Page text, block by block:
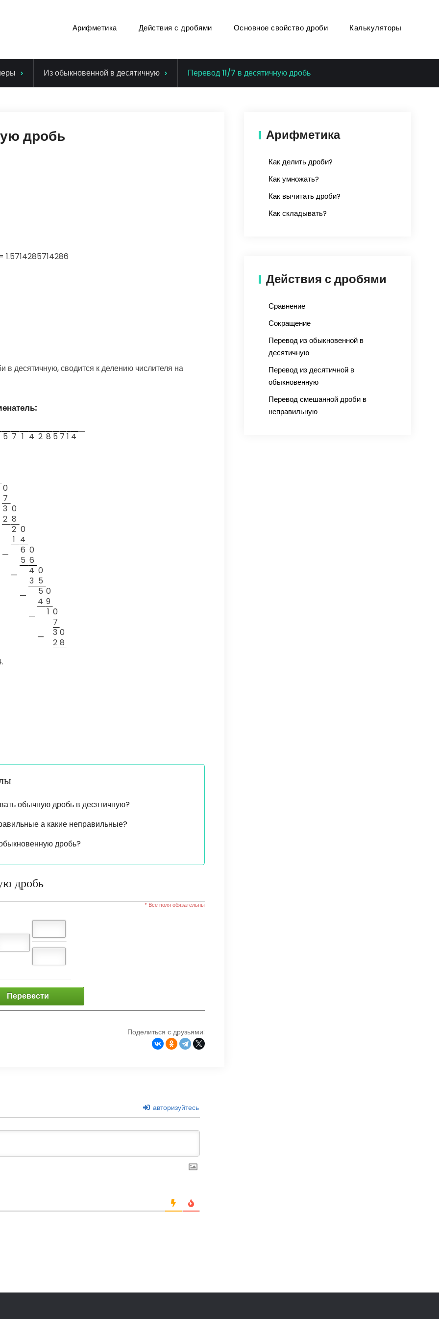
Арифметика Действия с дробями Основное свойство дроби Калькуляторы
Из обыкновенной в десятичную Перевод 11/7 в десятичную дробь
дробь
1.5714285714286
десятичную, сводится к делению числителя на
5 7 1 4 2 8 5 7 1 4
0
7
3 0
2 8
2 0
1 4
—
6 0
5 6
—
4 0
3 5
—
5 0
4 9
—
1 0
7
—
3 0
2 8
обычную дробь в десятичную?
а какие неправильные?
дробь?
дробь
* Все поля обязательны
Перевести
Поделиться с друзьями:
авторизуйтесь
Арифметика
Как делить дроби?
Как умножать?
Как вычитать дроби?
Как складывать?
Действия с дробями
Сравнение
Сокращение
Перевод из обыкновенной в
десятичную
Перевод из десятичной в
обыкновенную
Перевод смешанной дроби в
неправильную